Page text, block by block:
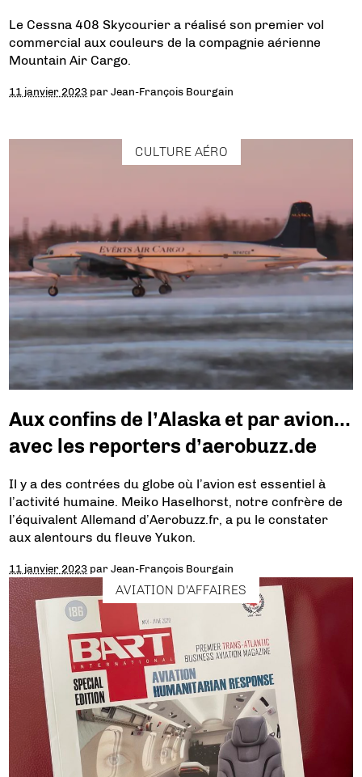
Le Cessna 408 Skycourier a réalisé son premier vol
commercial aux couleurs de la compagnie aérienne
Mountain Air Cargo.
11 janvier 2023 parJean-François Bourgain
CULTURE AÉRO
Aux confins de l’Alaska et par avion…
avec les reporters d’aerobuzz.de
Il y a des contrées du globe où l’avion est essentiel à
l’activité humaine. Meiko Haselhorst, notre confrère de
l’équivalent Allemand d’Aerobuzz.fr, a pu le constater
aux alentours du fleuve Yukon.
11 janvier 2023 parJean-François Bourgain
AVIATION D'AFFAIRES